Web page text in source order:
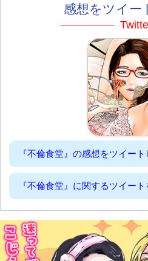
感想をツイー
『不倫食堂』の感想をツイート
『不倫食堂』に関するツイート